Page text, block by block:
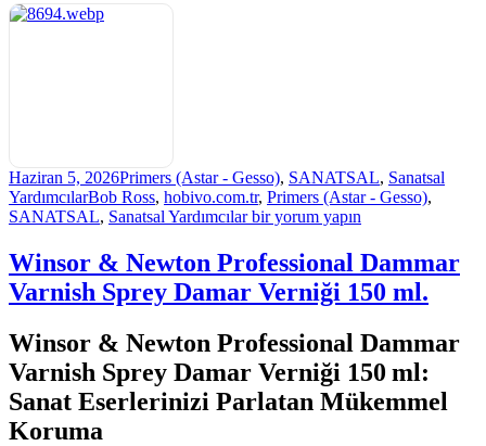
Yayın
tarihi
Haziran 5, 2026Kategoriler
Primers (Astar - Gesso), SANATSAL, Sanatsal
YardımcılarEtiketler
Bob Ross, hobivo.com.tr, Primers (Astar - Gesso),
SANATSAL, Sanatsal YardımcılarBob
Gesso
Astar
Gri
ml.
için
bir yorum yapın
Winsor & Newton Professional Dammar
Varnish Sprey Damar Verniği 150 ml.
Winsor & Newton Professional Dammar
Varnish Sprey Damar Verniği 150 ml:
Sanat Eserlerinizi Parlatan Mükemmel
Koruma